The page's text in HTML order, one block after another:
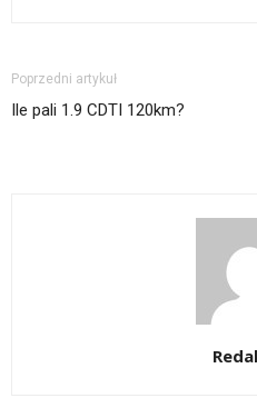
Poprzedni artykuł
Ile pali 1.9 CDTI 120km?